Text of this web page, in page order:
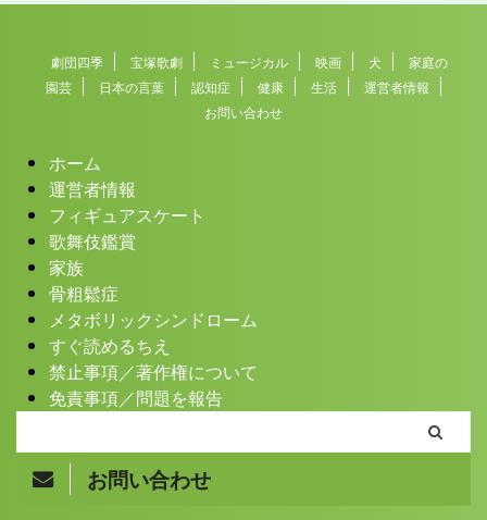
劇団四季 宝塚歌劇 ミュージカル 映画 犬
家庭の
園芸
日本の言葉 認知症 健康 生活
運営者情報
お問い合わせ
ホーム
運営者情報
フィギュアスケート
歌舞伎鑑賞
家族
骨粗鬆症
メタボリックシンドローム
すぐ読めるちえ
禁止事項／著作権について
免責事項／問題を報告
お問い合わせ